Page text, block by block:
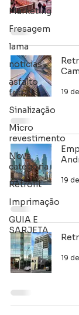
Marketing
Fresagem
lama
noticias
asfalto
frio
Sinalização
Micro
revestimento
Nova
categoria
Retrofit
Imprimação
GUIA E
SARJETA
19
19
19